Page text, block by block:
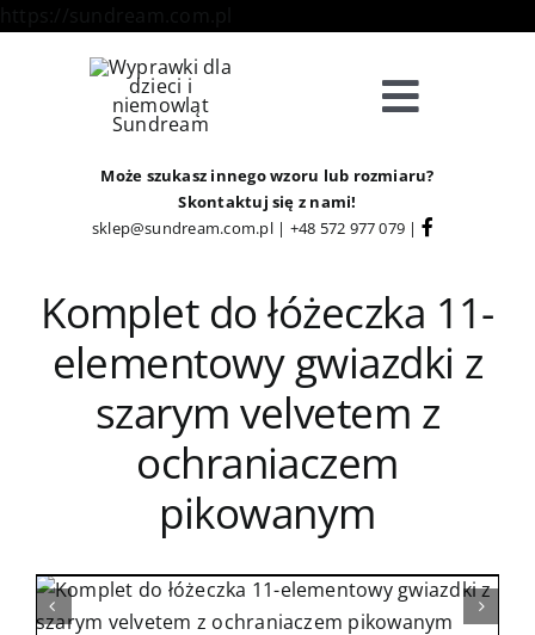
Toggle
Sklep
Strefa Klienta
Informacje
O Nas
Może szukasz innego wzoru lub rozmiaru?
Skontaktuj się z nami!
sklep@sundream.com.pl| +48 572 977 079 |
Komplet do łóżeczka 11-
elementowy gwiazdki z
szarym velvetem z
ochraniaczem
pikowanym